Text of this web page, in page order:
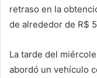
retraso en la
de alrededor de R$
La tarde del
abordó un vehículo